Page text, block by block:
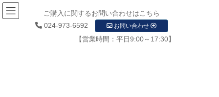
ご購入に関するお問い合わせはこちら
024-973-6592
お問い合わせ
【営業時間：平日9:00～17:30】